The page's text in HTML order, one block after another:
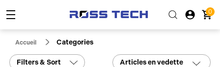
0
Accueil Categories
Filters & Sort Articles en vedette